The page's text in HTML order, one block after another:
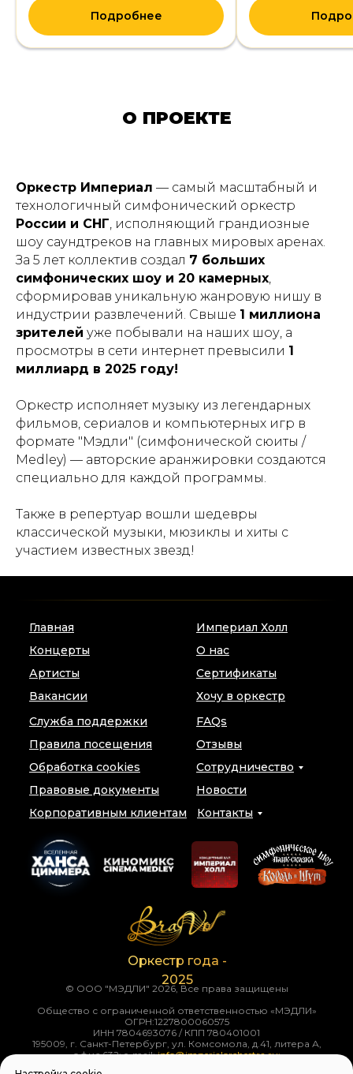
Подробнее
Оркестр Империал— самый масштабный и
технологичный симфонический оркестр
России и СНГ, исполняющий грандиозные
шоу саундтреков на главных мировых аренах.
За 5 лет коллектив создал7 больших
симфонических шоу и 20 камерных,
сформировав уникальную жанровую нишу в
индустрии развлечений. Свыше1 миллиона
зрителейуже побывали на наших шоу, а
просмотры в сети интернет превысили
Оркестр исполняет музыку из легендарных
фильмов, сериалов и компьютерных игр в
формате "Мэдли" (симфонической сюиты /
Medley) — авторские аранжировки создаются
Также в репертуар вошли шедевры
классической музыки, мюзиклы и хиты с
участием известных звезд!
© ООО "МЭДЛИ" 2026, Все права защищены
Общество с ограниченной ответственностью «МЭДЛИ»
ОГРН:1227800060575
ИНН 7804693076 / КПП 780401001
195009, г. Санкт-Петербург, ул. Комсомола, д.41, литера А,
Главная
Концерты
Артисты
Вакансии
Империал Холл
О нас
Сертификаты
Хочу в оркестр
FAQs
Отзывы
Сотрудничество
Новости
Правовые документы
Служба поддержки
Правила посещения
Обработка cookies
Корпоративным клиентам
Оркестр года -